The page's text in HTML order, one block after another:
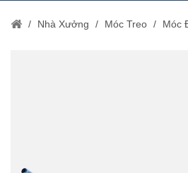
/ Nhà Xưởng / Móc Treo / Móc